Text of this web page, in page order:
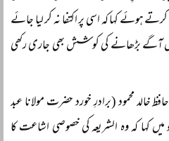
ہوئے کہا کہ اسی پر اکتفا نہ کر لیا جائے
میں آگے بڑھانے کی کوشش بھی جاری رکھی
خالد محمود (برادرِ خورد حضرت مولانا عبد
کہا کہ وہ الشریعہ کی خصوصی اشاعت کا